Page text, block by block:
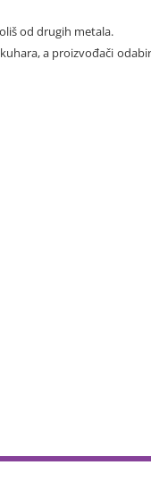
od drugih metala.
a proizvođači